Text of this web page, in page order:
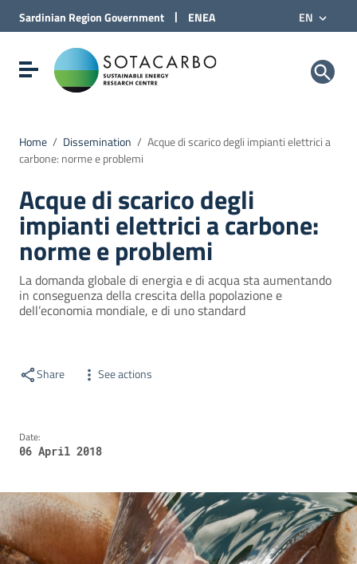
Go to site navigation
Go to Footer
Sardinian RegionGovernment | ENEA EN
Show/hide navigation menu Sotacarbo SpA
Home / Dissemination / Acque di scarico degli impianti elettrici a
carbone: norme e problemi
Acque di scarico degli
impianti elettrici a carbone:
norme e problemi
La domanda globale di energia e di acqua sta aumentando
in conseguenza della crescita della popolazione e
dell’economia mondiale, e di uno standard
Share See actions
Date:
06 April 2018